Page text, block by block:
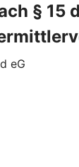
§ 15
eG